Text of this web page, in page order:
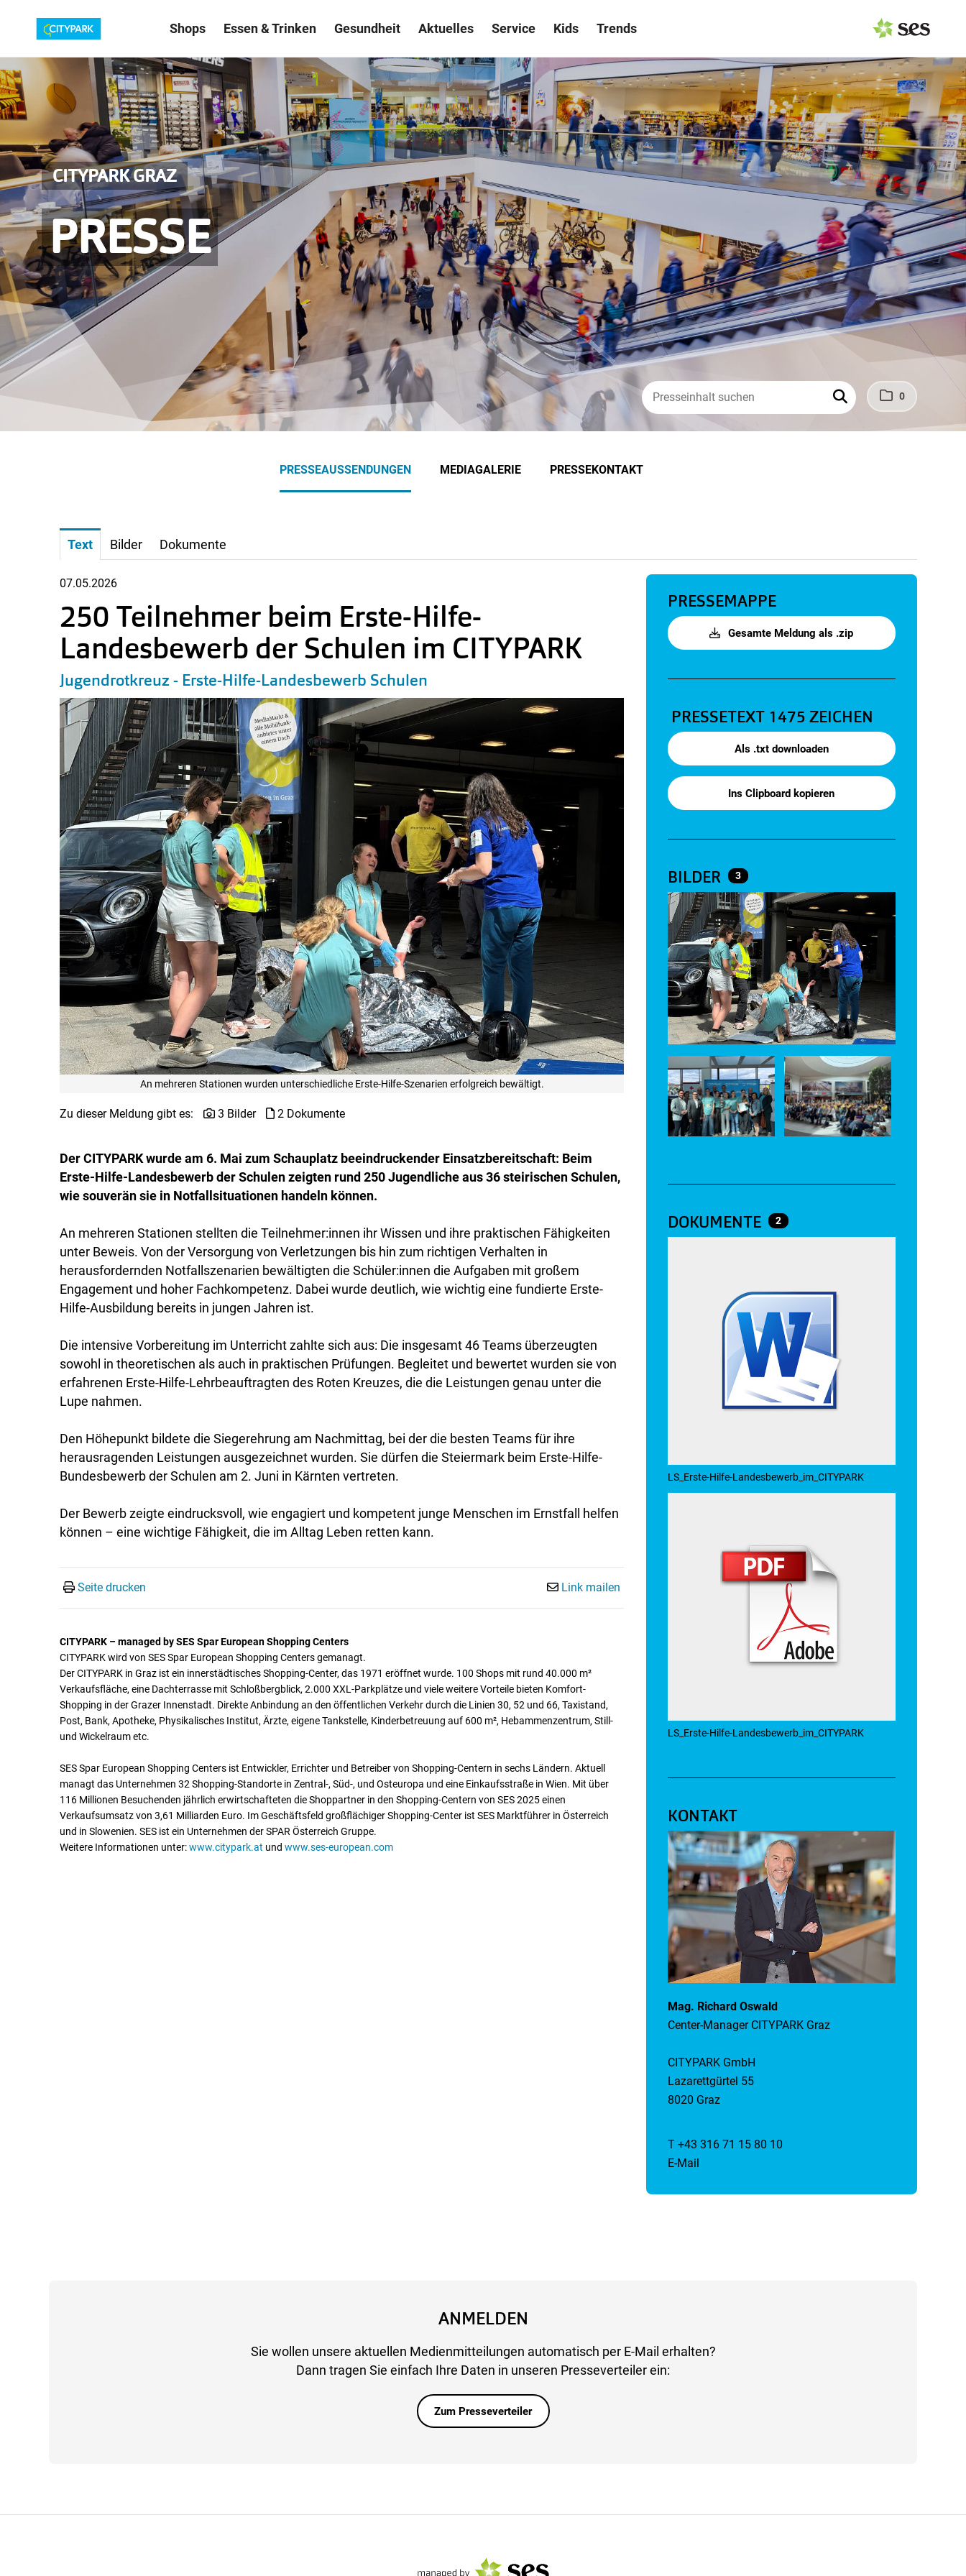
Shops Essen & Trinken Gesundheit Aktuelles Service Kids Trends
0
CITYPARK GRAZ
PRESSE
PRESSEAUSSENDUNGEN MEDIAGALERIE PRESSEKONTAKT
Text Bilder Dokumente
07.05.2026
250 Teilnehmer beim Erste-Hilfe-
Landesbewerb der Schulen im CITYPARK
Jugendrotkreuz - Erste-Hilfe-Landesbewerb Schulen
An mehreren Stationen wurden unterschiedliche Erste-Hilfe-Szenarien erfolgreich bewältigt.
Zu dieser Meldung gibt es: 3 Bilder 2 Dokumente
Der CITYPARK wurde am 6. Mai zum Schauplatz beeindruckender Einsatzbereitschaft: Beim
Erste-Hilfe-Landesbewerb der Schulen zeigten rund 250 Jugendliche aus 36 steirischen Schulen,
wie souverän sie in Notfallsituationen handeln können.
An mehreren Stationen stellten die Teilnehmer:innen ihr Wissen und ihre praktischen Fähigkeiten
unter Beweis. Von der Versorgung von Verletzungen bis hin zum richtigen Verhalten in
herausfordernden Notfallszenarien bewältigten die Schüler:innen die Aufgaben mit großem
Engagement und hoher Fachkompetenz. Dabei wurde deutlich, wie wichtig eine fundierte Erste-
Hilfe-Ausbildung bereits in jungen Jahren ist.
Die intensive Vorbereitung im Unterricht zahlte sich aus: Die insgesamt 46 Teams überzeugten
sowohl in theoretischen als auch in praktischen Prüfungen. Begleitet und bewertet wurden sie von
erfahrenen Erste-Hilfe-Lehrbeauftragten des Roten Kreuzes, die die Leistungen genau unter die
Lupe nahmen.
Den Höhepunkt bildete die Siegerehrung am Nachmittag, bei der die besten Teams für ihre
herausragenden Leistungen ausgezeichnet wurden. Sie dürfen die Steiermark beim Erste-Hilfe-
Bundesbewerb der Schulen am 2. Juni in Kärnten vertreten.
Der Bewerb zeigte eindrucksvoll, wie engagiert und kompetent junge Menschen im Ernstfall helfen
können – eine wichtige Fähigkeit, die im Alltag Leben retten kann.
Seite drucken Link mailen
CITYPARK – managed by SES Spar European Shopping Centers
CITYPARK wird von SES Spar European Shopping Centers gemanagt.
Der CITYPARK in Graz ist ein innerstädtisches Shopping-Center, das 1971 eröffnet wurde. 100 Shops mit rund 40.000 m²
Verkaufsfläche, eine Dachterrasse mit Schloßbergblick, 2.000 XXL-Parkplätze und viele weitere Vorteile bieten Komfort-
Shopping in der Grazer Innenstadt. Direkte Anbindung an den öffentlichen Verkehr durch die Linien 30, 52 und 66, Taxistand,
Post, Bank, Apotheke, Physikalisches Institut, Ärzte, eigene Tankstelle, Kinderbetreuung auf 600 m², Hebammenzentrum, Still-
und Wickelraum etc.
SES Spar European Shopping Centers ist Entwickler, Errichter und Betreiber von Shopping-Centern in sechs Ländern. Aktuell
managt das Unternehmen 32 Shopping-Standorte in Zentral-, Süd-, und Osteuropa und eine Einkaufsstraße in Wien. Mit über
116 Millionen Besuchenden jährlich erwirtschafteten die Shoppartner in den Shopping-Centern von SES 2025 einen
Verkaufsumsatz von 3,61 Milliarden Euro. Im Geschäftsfeld großflächiger Shopping-Center ist SES Marktführer in Österreich
und in Slowenien. SES ist ein Unternehmen der SPAR Österreich Gruppe.
Weitere Informationen unter:www.citypark.at und www.ses-european.com
PRESSEMAPPE
Gesamte Meldung als .zip
PRESSETEXT 1475 ZEICHEN
Als .txt downloaden
Ins Clipboard kopieren
BILDER 3
DOKUMENTE 2
LS_Erste-Hilfe-Landesbewerb_im_CITYPARK
LS_Erste-Hilfe-Landesbewerb_im_CITYPARK
KONTAKT
Mag. Richard Oswald
Center-Manager CITYPARK Graz
CITYPARK GmbH
Lazarettgürtel 55
8020 Graz
T +43 316 71 15 80 10
E-Mail
ANMELDEN
Sie wollen unsere aktuellen Medienmitteilungen automatisch per E-Mail erhalten?
Dann tragen Sie einfach Ihre Daten in unseren Presseverteiler ein:
Zum Presseverteiler